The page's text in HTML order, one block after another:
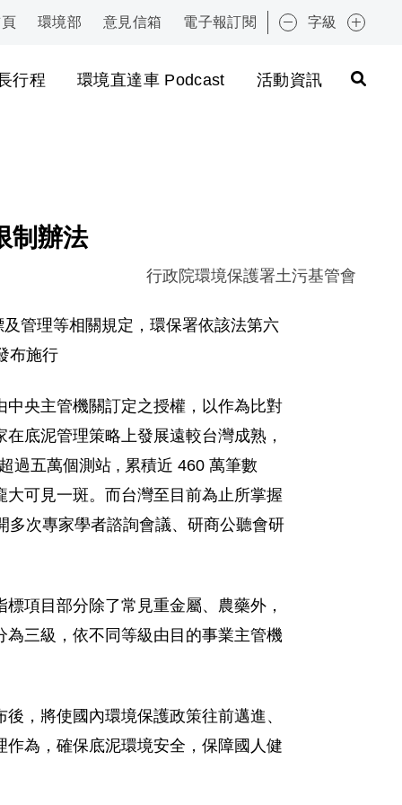
環境部 意見信箱 電子報訂閱 字級
行程 環境直達車 Podcast 活動資訊
:::
制辦法
行政院環境保護署土污基管會
管理等相關規定，環保署依該法第六
布施行
央主管機關訂定之授權，以作為比對
底泥管理策略上發展遠較台灣成熟，
過五萬個測站 , 累積近 460 萬筆數
可見一斑。而台灣至目前為止所掌握
多次專家學者諮詢會議、研商公聽會研
項目部分除了常見重金屬、農藥外，
三級，依不同等級由目的事業主管機
，將使國內環境保護政策往前邁進、
為，確保底泥環境安全，保障國人健